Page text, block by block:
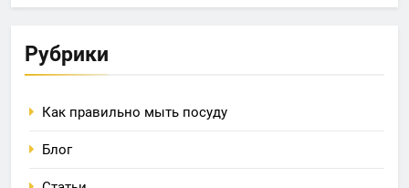
Рубрики
Как правильно мыть посуду
Блог